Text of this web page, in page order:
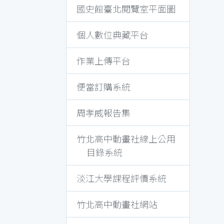
國史館臺北閱覽室平面圖
個人數位典藏平台
作業上傳平台
便當訂購系統
周孝威報告集
竹北高中動畫社線上公用
目錄系統
淡江大學課程評價系統
竹北高中動畫社網站